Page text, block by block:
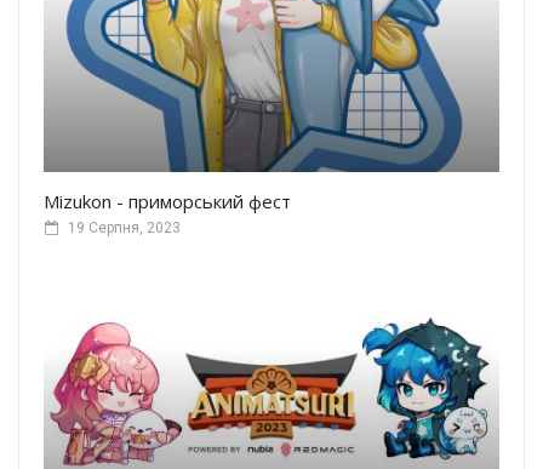
Mizukon - приморський фест
19 Серпня, 2023